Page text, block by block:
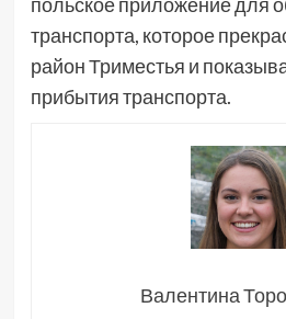
транспорта, которое
район Триместья и
прибытия транспорта.
Валентина